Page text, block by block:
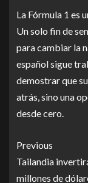
La Fórmula 1 es
Un solo fin de
para cambiar la
español sigue
demostrar que
atrás, sino una
desde cero.
Previous
Tailandia
millones de